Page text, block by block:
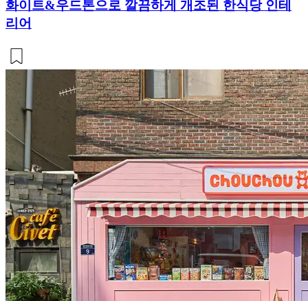
화이트&우드톤으로 깔끔하게 개조된 한식당 인테
리어